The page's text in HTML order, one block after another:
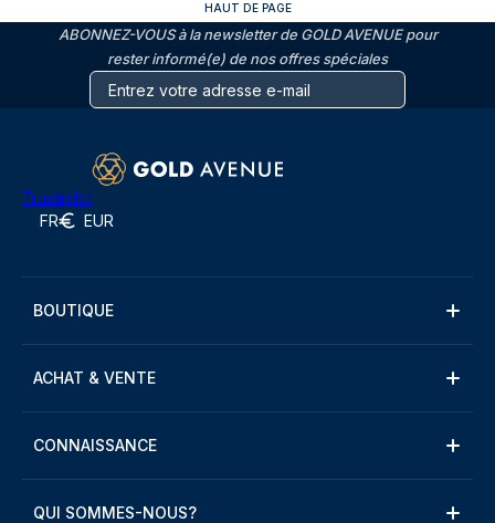
HAUT DE PAGE
ABONNEZ-VOUS à la newsletter de GOLD AVENUE pour
rester informé(e) de nos offres spéciales
Trustpilot
FR EUR
BOUTIQUE
ACHAT & VENTE
CONNAISSANCE
QUI SOMMES-NOUS?